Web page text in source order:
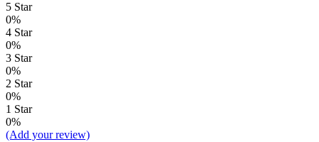
5 Star
0%
4 Star
0%
3 Star
0%
2 Star
0%
1 Star
0%
(Add your review)